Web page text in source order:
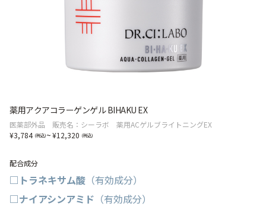
薬用アクアコラーゲンゲル BIHAKU EX
医薬部外品 販売名：シーラボ 薬用ACゲルブライトニングEX
3,784
~ 12,320
配合成分
□トラネキサム酸 （有効成分）
□ナイアシンアミド （有効成分）